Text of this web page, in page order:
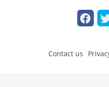
Contact us